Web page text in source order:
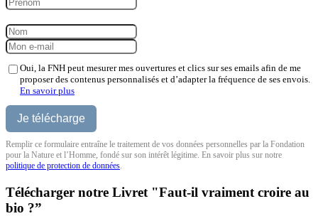
Oui, la FNH peut mesurer mes ouvertures et clics sur ses emails afin de me
proposer des contenus personnalisés et d’adapter la fréquence de ses envois.
En savoir plus
Remplir ce formulaire entraîne le traitement de vos données personnelles par la Fondation
pour la Nature et l’Homme, fondé sur son intérêt légitime. En savoir plus sur notre
politique de protection de données.
Télécharger notre Livret "Faut-il vraiment croire au
bio ?”